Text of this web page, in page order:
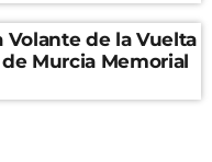
Volante de la Vuelta
Murcia Memorial